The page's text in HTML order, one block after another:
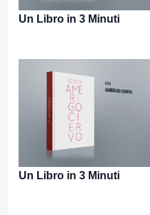
Un Libro in 3 Minuti
Un Libro in 3 Minuti